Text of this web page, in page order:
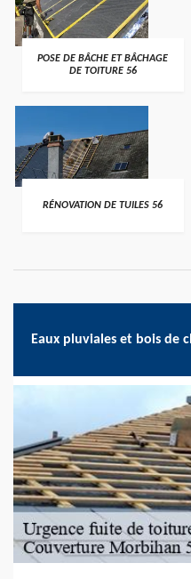
>
POSE DE BÂCHE ET BÂCHAGE
DE TOITURE 56
>
RÉNOVATION DE TUILES 56
Eaux pluviales et bois de